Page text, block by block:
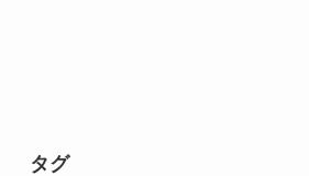
タグ